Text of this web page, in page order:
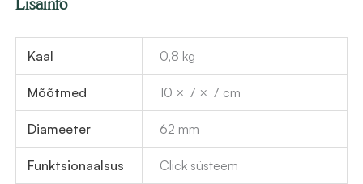
1
kogus
Lisainfo
Kaal 0,8 kg
Mõõtmed 10 × 7 × 7 cm
Diameeter 62 mm
Funktsionaalsus Click süsteem